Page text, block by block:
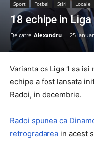
Sport Fotbal Stiri Locale
18 echipe in
De catre Alexandru - 25
Varianta ca Liga 1 sa
echipe a fost lansata
Radoi, in decembrie.
Radoi spunea ca
retrogradarea in acest